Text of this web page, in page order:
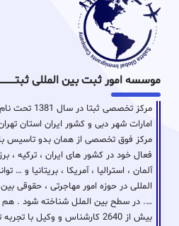
موسسه امور ثبت بین المللی
مرکز تخصصی
امارات شهر دبی و کشور ایران استان
مرکز فوق تخصصی از همان بدو تاسیس
فعال خود در کشور های ایران ، ترکیه ،
آلمان ، استرالیا ، آمریکا ، بریتانیا و
المللی در حوزه امور مهاجرتی ، حقوقی
…. در سطح بین الملل شناخته شود . هم
بیش از 2640 کارشناس و وکیل با